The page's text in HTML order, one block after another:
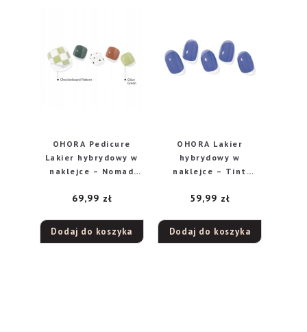
OHORA Pedicure
Lakier hybrydowy w
naklejce – Nomad
69,99 zł
Dodaj do koszyka
OHORA Lakier
hybrydowy w
naklejce – Tint
59,99 zł
Dodaj do koszyka